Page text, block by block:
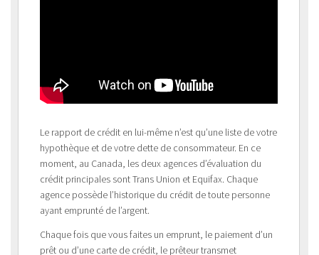
Le rapport de crédit en lui-même n’est qu’une liste de votre
hypothèque et de votre dette de consommateur. En ce
moment, au Canada, les deux agences d’évaluation du
crédit principales sont Trans Union et Equifax. Chaque
agence possède l’historique du crédit de toute personne
ayant emprunté de l’argent.
Chaque fois que vous faites un emprunt, le paiement d’un
prêt ou d’une carte de crédit, le prêteur transmet